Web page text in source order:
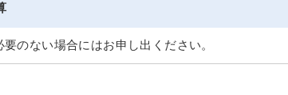
のない場合にはお申し出ください。